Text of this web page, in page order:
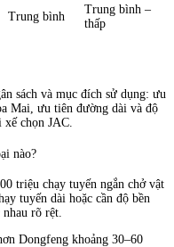
Trung bình
Trung bình –
thấp
sách và mục đích sử dụng: ưu
Mai, ưu tiên đường dài và độ
chọn JAC.
nào?
triệu chạy tuyến ngắn chở vật
tuyến dài hoặc cần độ bền
rõ rệt.
Dongfeng khoảng 30–60